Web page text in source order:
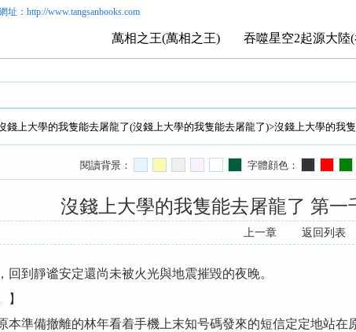
址：http://www.tangsanbooks.com
萬相之王(萬相之王) 吞噬星空2起源大陸
錢上大學的我隻能去屠龍了(沒錢上大學的我隻能去屠龍了)>沒錢上大學的我
閱讀背景： 字體顔色：
沒錢上大學的我隻能去屠龍了 第
上一章 返回列表
回到靜谧安定還尚未被火光與地震摧毀的夜晚。
】
本準備撤離的林年看着手機上末知号碼發來的短信定定地站在